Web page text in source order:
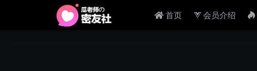
首页 会员介绍